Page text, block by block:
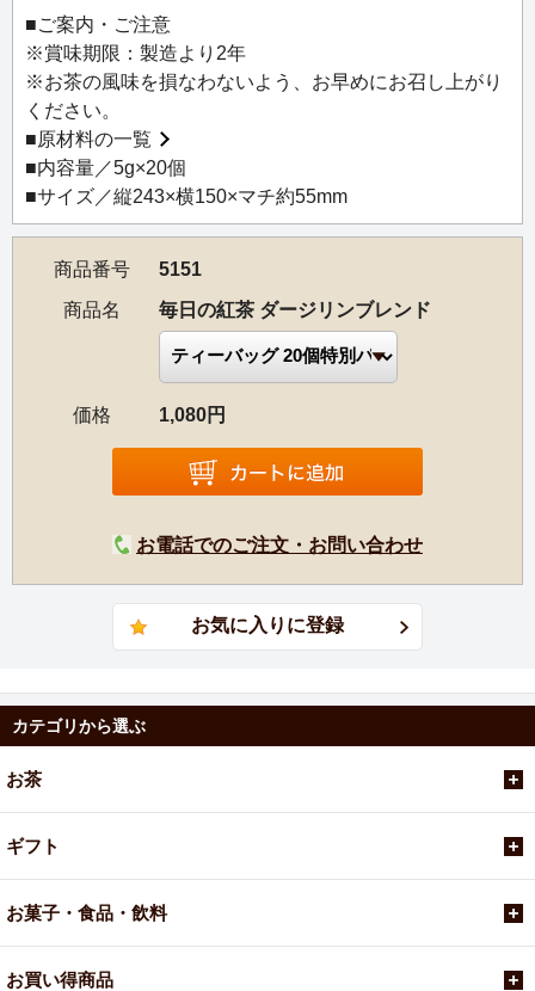
のままに、より軽やかな飲み口になるようにブレンドしま
した。
水出しアイスティーにもおすすめです。
マグカップでたっぷり楽しめる、5gのティーバッグタイプ
でご用意しています。
※チャック付きスタンドパック入。
※マグカップ一杯＝約300mlの想定です。
■ご案内・ご注意
※賞味期限：製造より2年
※お茶の風味を損なわないよう、お早めにお召し上がり
ください。
■原材料の一覧
■内容量／5g×20個
■サイズ／縦243×横150×マチ約55mm
商品番号
5151
商品名
毎日の紅茶 ダージリンブレンド
価格 1,080円
お電話でのご注文・お問い合わせ
カテゴリから選ぶ
お茶
ギフト
お菓子・食品・飲料
お買い得商品